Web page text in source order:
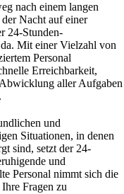
nach einem langen
Nacht auf einer
24-Stunden-
Mit einer Vielzahl von
Personal
Erreichbarkeit,
aller Aufgaben
und
Situationen, in denen
sind, setzt der 24-
und
Personal nimmt sich die
Fragen zu